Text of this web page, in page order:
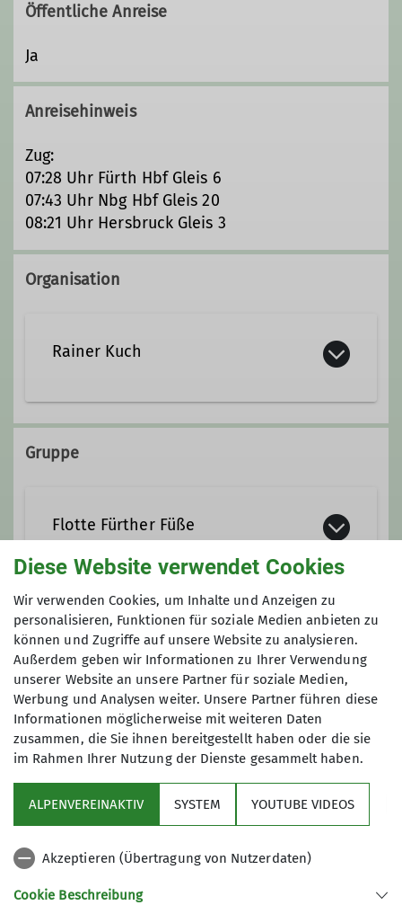
Öffentliche Anreise
Ja
Anreisehinweis
Zug:
07:28 Uhr Fürth Hbf Gleis 6
07:43 Uhr Nbg Hbf Gleis 20
08:21 Uhr Hersbruck Gleis 3
Organisation
Rainer Kuch
kuchr@web.de
Gruppe
Flotte Fürther Füße
DieF lottenF ürtherFüße.
Unsere DAV-Gruppe ist nun schon
über 10 Jahre alt und wir haben mehr
als 100 Mitglieder. Wir sind dieFlotten
Fürther Füße, weil wir Kondition für
20-30 km in flottem Tempo, außerdem
gute Laune sowie Schuhe rund um
unsere Füße und zweckmäßige
kommen - die meisten zumindest.
Viele unserer Mitglieder führen
einfach bis hin zu anspruchsvollen
Klettersteigen durch. Auch mehrtägige
Anmeldung
Rainer Kuch
kuchr@web.de
Sektion
Programm
Diese Website verwendet Cookies
Wir verwenden Cookies, um Inhalte und Anzeigen zu
personalisieren, Funktionen für soziale Medien anbieten zu
können und Zugriffe auf unsere Website zu analysieren.
Außerdem geben wir Informationen zu Ihrer Verwendung
unserer Website an unsere Partner für soziale Medien,
Werbung und Analysen weiter. Unsere Partner führen diese
Informationen möglicherweise mit weiteren Daten
zusammen, die Sie ihnen bereitgestellt haben oder die sie
im Rahmen Ihrer Nutzung der Dienste gesammelt haben.
ALPENVEREINAKTIV SYSTEM YOUTUBE VIDEOS
Akzeptieren (Übertragung von Nutzerdaten)
Cookie Beschreibung